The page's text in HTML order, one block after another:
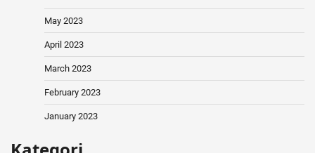
May 2023
April 2023
March 2023
February 2023
January 2023